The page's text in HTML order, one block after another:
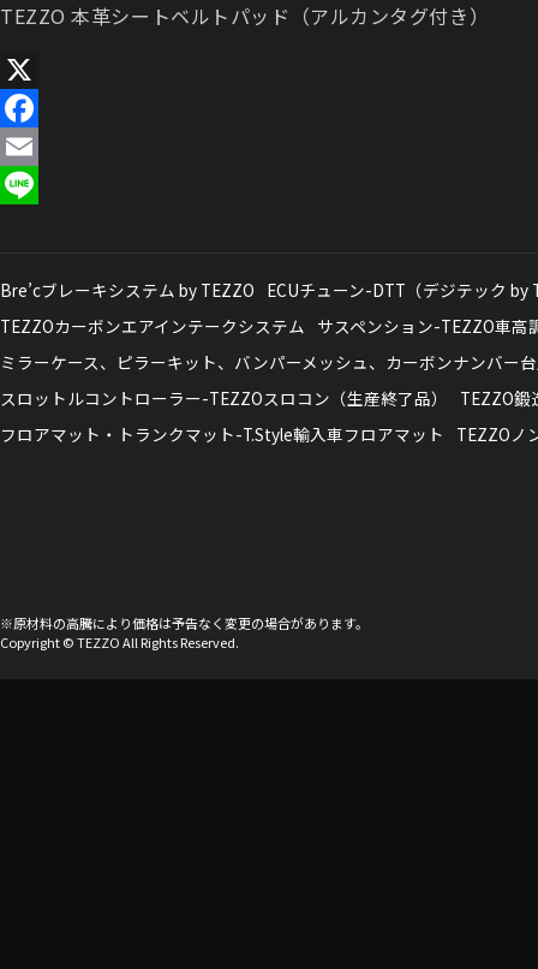
TEZZO 本革シートベルトパッド（アルカンタグ付き）
X
Facebook
Email
Bre’cブレーキシステム by TEZZO ECUチューン-DTT（デジテック by
TEZZOカーボンエアインテークシステム サスペンション-TEZZO車高
ミラーケース、ピラーキット、バンパーメッシュ、カーボンナンバー
スロットルコントローラー-TEZZOスロコン（生産終了品）
TEZZO鍛
フロアマット・トランクマット-T.Style輸入車フロアマット
TEZZOノ
※原材料の高騰により価格は予告なく変更の場合があります。
Copyright © TEZZO All Rights Reserved.